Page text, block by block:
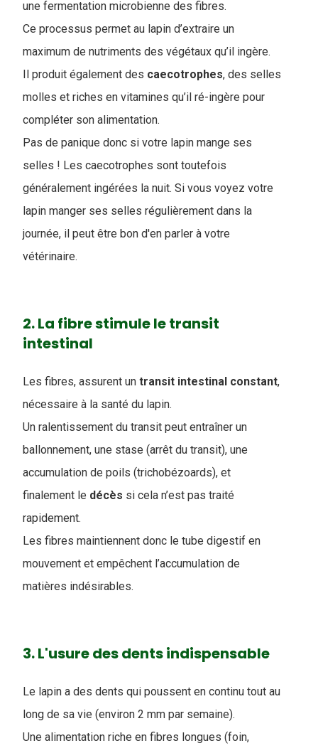
une fermentation microbienne des fibres.
Ce processus permet au lapin d’extraire un
maximum de nutriments des végétaux qu’il ingère.
Il produit également des caecotrophes, des selles
molles et riches en vitamines qu’il ré-ingère pour
compléter son alimentation.
Pas de panique donc si votre lapin mange ses
selles ! Les caecotrophes sont toutefois
généralement ingérées la nuit. Si vous voyez votre
lapin manger ses selles régulièrement dans la
journée, il peut être bon d'en parler à votre
vétérinaire.
2. La fibre stimule le transit
intestinal
Les fibres, assurent un transit intestinal constant,
nécessaire à la santé du lapin.
Un ralentissement du transit peut entraîner un
ballonnement, une stase (arrêt du transit), une
accumulation de poils (trichobézoards), et
finalement le décès si cela n’est pas traité
rapidement.
Les fibres maintiennent donc le tube digestif en
mouvement et empêchent l’accumulation de
matières indésirables.
3. L'usure des dents indispensable
Le lapin a des dents qui poussent en continu tout au
long de sa vie (environ 2 mm par semaine).
Une alimentation riche en fibres longues (foin,